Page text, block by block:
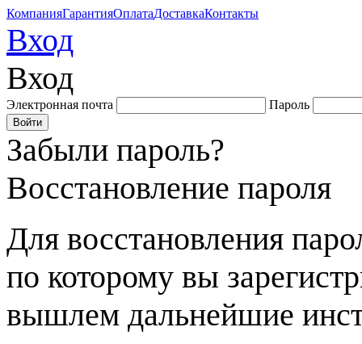
КомпанияГарантияОплатаДоставкаКонтакты
Вход
Вход
Электронная почта Пароль
Забыли пароль?
Восстановление пароля
Для восстановления
по которому вы
вышлем дальнейшие